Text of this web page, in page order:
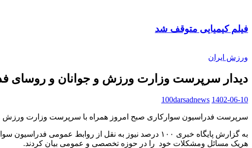
فیلم کیمیایی متوقف شد
ورزش ایران
دیدار سرپرست وزارت ورزش و جوانان و روسای
100darsadnews 1402-06-10
سرپرست فدراسیون سوارکاری صبح امروز همراه با سرپرست وزارت ورزش
به گزارش پایگاه خبری ۱۰۰ درصد نیوز به نقل از
هریک مسائل ومشکلات خود را در حوزه تخصصی و عمومی بیان کردند.